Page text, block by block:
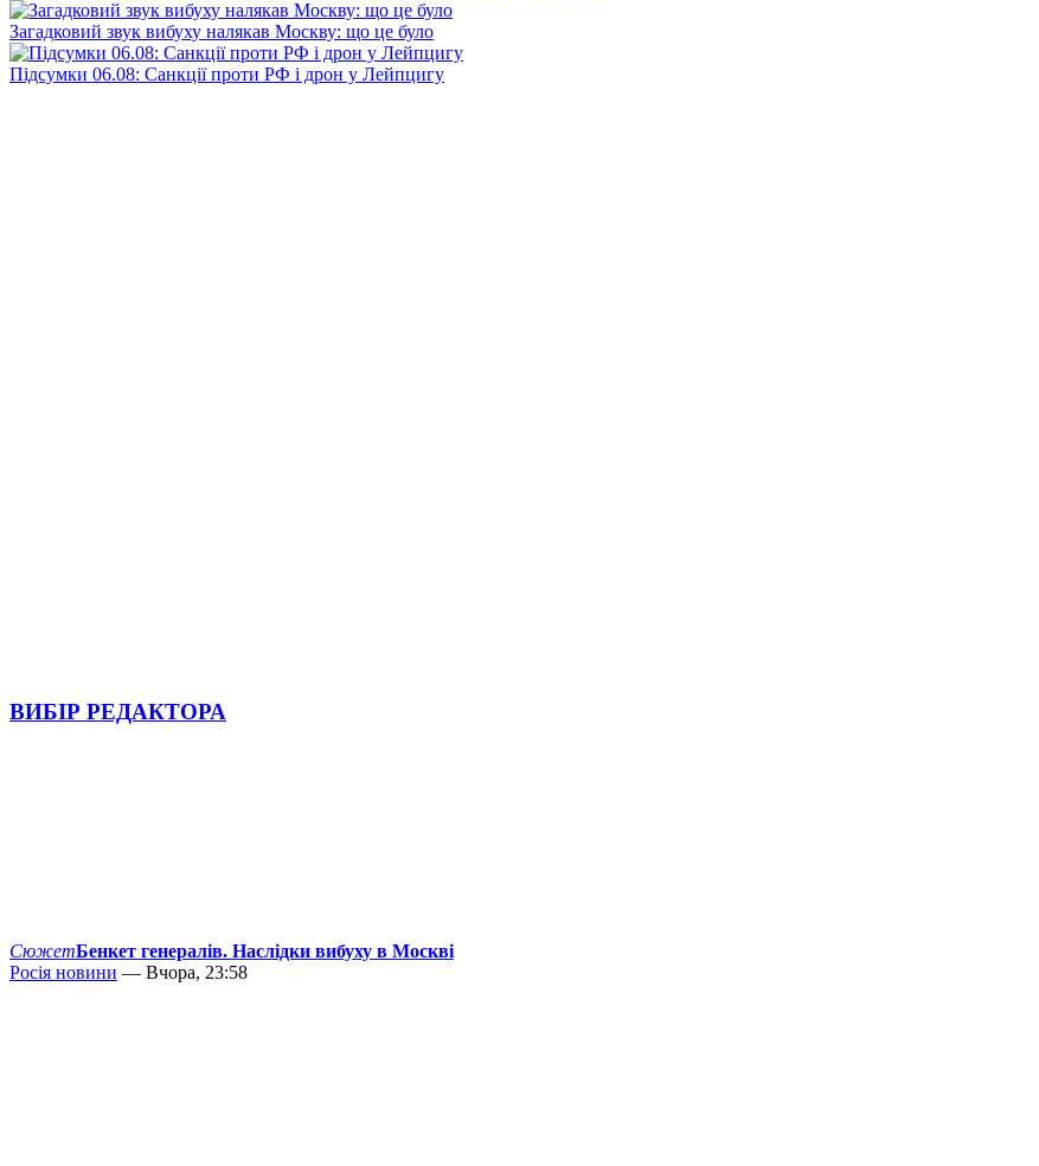
Загадковий звук вибуху налякав Москву: що це було
Підсумки 06.08: Санкції проти РФ і дрон у Лейпцигу
ВИБІР РЕДАКТОРА
СюжетБенкет генералів. Наслідки вибуху в Москві
Росія новини — Вчора, 23:58